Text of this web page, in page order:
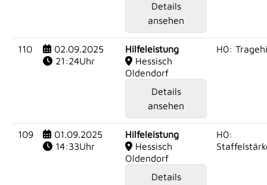
Details
ansehen
110
02.09.2025
21:24Uhr
Hilfeleistung
Hessisch
Oldendorf
Details
ansehen
H0:
109
01.09.2025
14:33Uhr
Hilfeleistung
Hessisch
Oldendorf
Details
H0: